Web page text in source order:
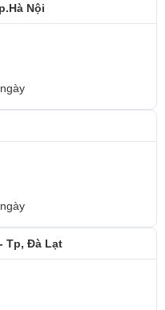
Nội
Tp, Đà Lạt